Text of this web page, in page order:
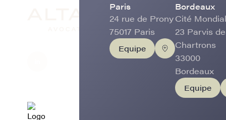
Paris
24 rue de Prony
75017 Paris
Equipe
Bordeaux
Cité
23 Parvis
Chartrons
33000
Bordeaux
Equipe